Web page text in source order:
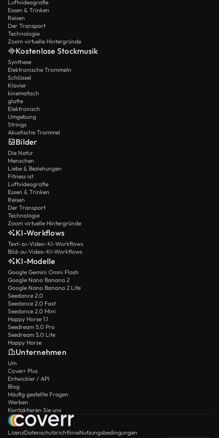
Luftvideografie
Essen & Trinken
Reisen
Der Transport
Technologie
Zoom virtuelle Hintergründe
Kostenlose Stockmusik
Synthese
Elektronische Trommeln
Schlüssel
Klavier
kinematisch
glatte
Elektronisch
Umgebung
Strings
Akustische Trommel
Bilder
Die Natur
Menschen
Liebe & Beziehungen
Fitness ist
Luftvideografie
Essen & Trinken
Reisen
Der Transport
Technologie
Zoom virtuelle Hintergründe
KI-Workflows
Text-zu-Video-KI-Workflows
Bild-zu-Video-KI-Workflows
KI-Modelle
Google Gemini Omni Flash
Google Nano Banana 2
Google Nano Banana 2 Lite
Seedance 2.0
Seedance 2.0 Fast
Seedance 2.0 Mini
Happy Horse 1.1
Seedream 5.0 Pro
Seedream 5.0 Lite
Happy Horse
Unternehmen
Um
Coverr Plus
Entwickler / API
Blog
Häufig gestellte Fragen
Werben
Kontaktieren Sie uns
LizenzDatenschutzrichtlinieNutzungsbedingungen